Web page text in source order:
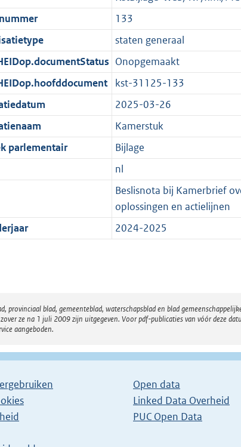
e
K
b
t
K
133
staten generaal
Onopgemaakt
kst-31125-133
2025-03-26
Kamerstuk
parlementair
Bijlage
nl
Beslisnota bij Kamerbrief
oplossingen en actielijnen
2024-2025
provinciaal blad, gemeenteblad, waterschapsblad en blad
ze na 1 juli 2009 zijn uitgegeven. Voor pdf-publicaties van vóór deze
aangeboden.
Open data
Linked Data Overheid
PUC Open Data